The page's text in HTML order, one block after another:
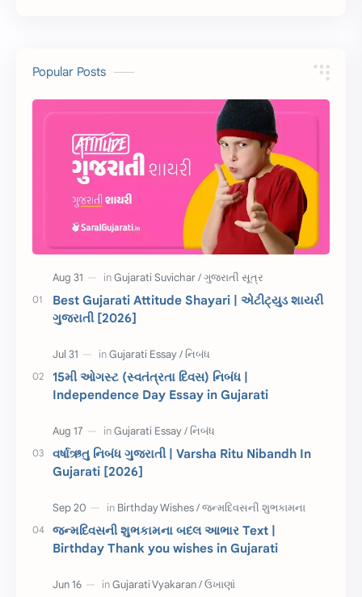
10 વાક્યો
સુવિચાર Gujarati Vyakaran
આરતી
અહેવાલ લેખન શુભેચ્છા સંદેશ
ગુજરાતી શબ્દો
ધોરણ 5 માહિતી
ગુજરાતી સૂત્ર
ચાલીસા
દિવાળી સમાનાર્થી શબ્દો
સ્પીચ ગુજરાતી Textbook PDF
રક્ષાબંધન 26 જાન્યુઆરી
જાણવા જેવું
શિક્ષક દિવસ ઉત્તરાયણ
કહેવતો Birthday Wishes
Gujarati Slogans Gujarati Speech
Popular Posts
Best Gujarati Attitude Shayari | એટીટ્યુડ શાયરી
ગુજરાતી [2026]
15મી ઓગસ્ટ (સ્વતંત્રતા દિવસ) નિબંધ |
Independence Day Essay in Gujarati
વર્ષાઋતુ નિબંધ ગુજરાતી | Varsha Ritu Nibandh In
Gujarati [2026]
જન્મદિવસની શુભકામના બદલ આભાર Text |
Birthday Thank you wishes in Gujarati